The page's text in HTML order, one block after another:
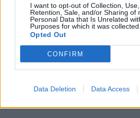
I want to opt-out of Collection, Use,
Retention, Sale, and/or Sharing of
Personal Data that Is Unrelated
Purposes for which it was collected.
Opted Out
CONFIRM
Data Deletion Data Access
kötéslistái
Előfizetés
MÁR ELŐFIZETŐNK VAGY?